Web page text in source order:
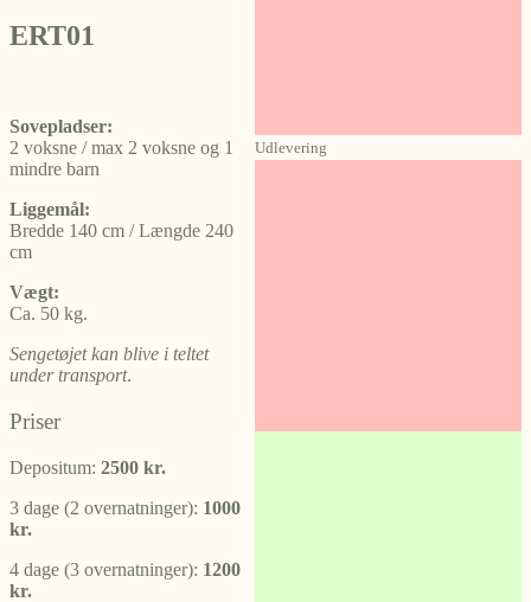
ERT01
Sovepladser:
2 voksne / max 2 voksne og 1
mindre barn
Liggemål:
Bredde 140 cm / Længde 240
cm
Vægt:
Ca. 50 kg.
Sengetøjet kan blive i teltet
under transport.
Priser
Depositum: 2500 kr.
3 dage (2 overnatninger): 1000
kr.
4 dage (3 overnatninger): 1200
kr.
Udlevering